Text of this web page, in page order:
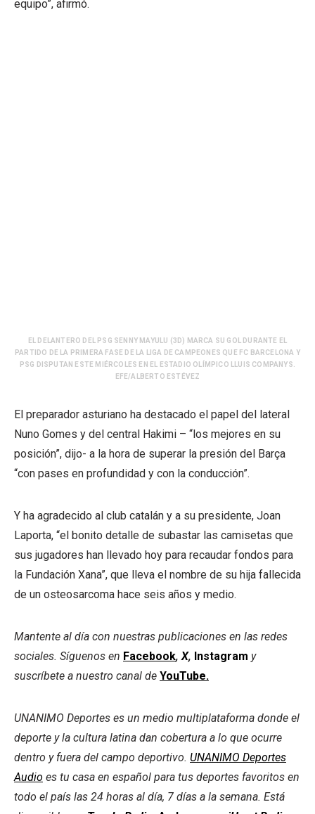
equipo”, afirmó.
EL DELANTERO DEL PSG SENNY MAYULU (3D) MARCA SU GOL DURANTE EL
PARTIDO DE LA PRIMERA FASE DE LA LIGA DE CAMPEONES QUE FC BARCELONA Y
PSG DISPUTAN ESTE MIÉRCOLES EN EL ESTADIO OLÍMPICO LLUIS COMPANYS.
EFE/ALBERTO ESTÉVEZ
El preparador asturiano ha destacado el papel del lateral
Nuno Gomes y del central Hakimi – “los mejores en su
posición”, dijo- a la hora de superar la presión del Barça
“con pases en profundidad y con la conducción”.
Y ha agradecido al club catalán y a su presidente, Joan
Laporta, “el bonito detalle de subastar las camisetas que
sus jugadores han llevado hoy para recaudar fondos para
la Fundación Xana”, que lleva el nombre de su hija fallecida
de un osteosarcoma hace seis años y medio.
Mantente al día con nuestras publicaciones en las redes
sociales. Síguenos en Facebook,X, Instagram y
suscríbete a nuestro canal de YouTube.
UNANIMO Deportes es un medio multiplataforma donde el
deporte y la cultura latina dan cobertura a lo que ocurre
dentro y fuera del campo deportivo. UNANIMO Deportes
Audio es tu casa en español para tus deportes favoritos en
todo el país las 24 horas al día, 7 días a la semana. Está